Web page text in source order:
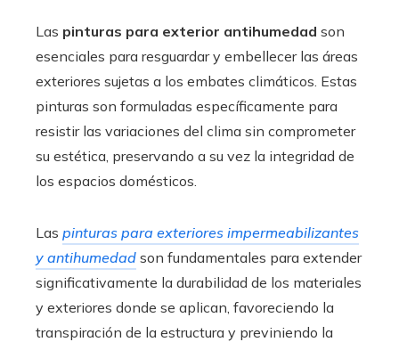
Las pinturas para exterior antihumedad son
esenciales para resguardar y embellecer las áreas
exteriores sujetas a los embates climáticos. Estas
pinturas son formuladas específicamente para
resistir las variaciones del clima sin comprometer
su estética, preservando a su vez la integridad de
los espacios domésticos.
Las pinturas para exteriores impermeabilizantes
y antihumedad son fundamentales para extender
significativamente la durabilidad de los materiales
y exteriores donde se aplican, favoreciendo la
transpiración de la estructura y previniendo la